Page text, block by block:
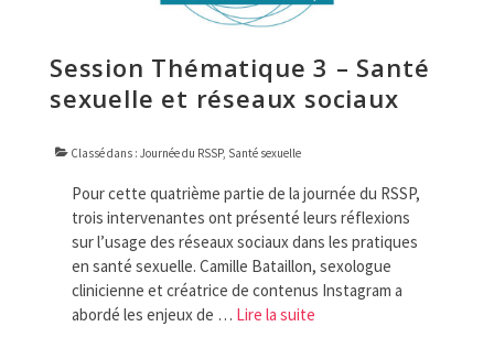
Session Thématique 3 – Santé
sexuelle et réseaux sociaux
Classé dans : Journée du RSSP, Santé sexuelle
Pour cette quatrième partie de la journée du RSSP,
trois intervenantes ont présenté leurs réflexions
sur l’usage des réseaux sociaux dans les pratiques
en santé sexuelle. Camille Bataillon, sexologue
clinicienne et créatrice de contenus Instagram a
abordé les enjeux de … Lire la suite­­